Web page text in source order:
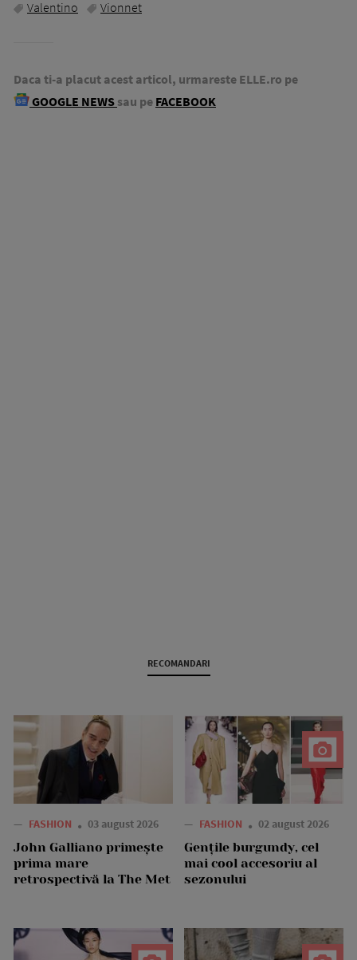
Valentino
Vionnet
Daca ti-a placut acest articol, urmareste ELLE.ro pe
GOOGLE NEWS sau pe FACEBOOK
RECOMANDARI
— FASHION 03 august 2026
John Galliano primește
prima mare
retrospectivă la The Met
— FASHION 02 august 2026
Gențile burgundy, cel
mai cool accesoriu al
sezonului